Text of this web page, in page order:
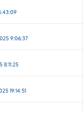
9:06:37
8:11:25
19:14:51